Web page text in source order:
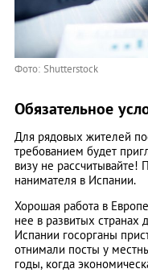
Фото: Shutterstock
Обязательное
Для рядовых жителей
требованием будет
визу не
нанимателя в Испании.
Хорошая работа в
нее в развитых
Испании госорганы
отнимали посты у
годы, когда